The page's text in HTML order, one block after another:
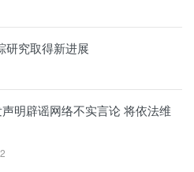
研究取得新进展
明辟谣网络不实言论 将依法维